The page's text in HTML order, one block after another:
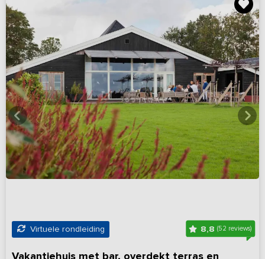
Virtuele rondleiding 8,8 (52 reviews)
Vakantiehuis met bar, overdekt terras en